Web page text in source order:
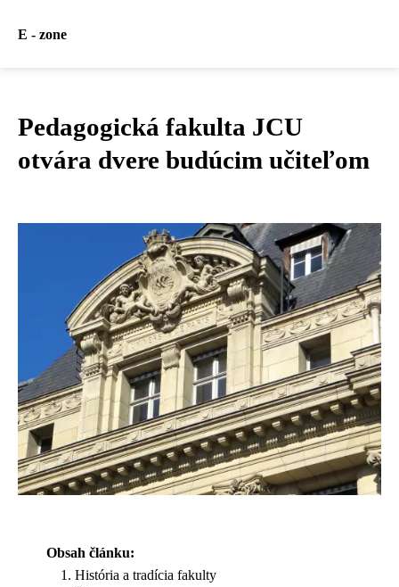
E - zone
Pedagogická fakulta JCU
otvára dvere budúcim učiteľom
Obsah článku:
História a tradícia fakulty